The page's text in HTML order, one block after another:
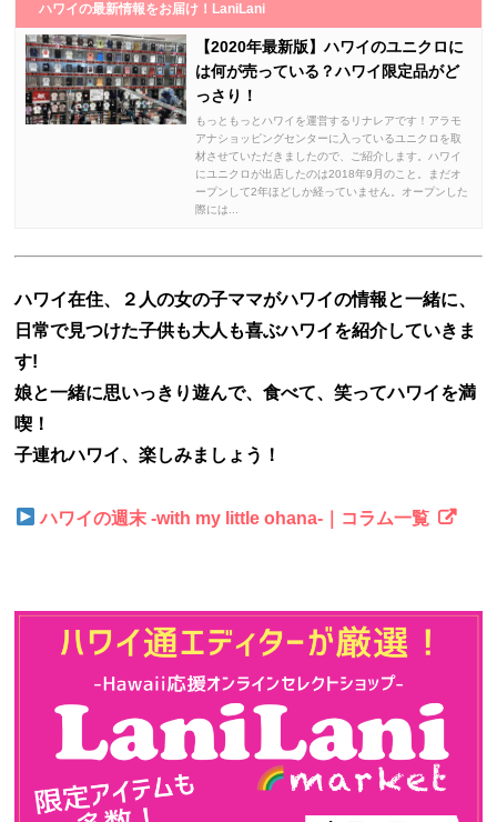
ハワイの最新情報をお届け！LaniLani
【2020年最新版】ハワイのユニクロに
は何が売っている？ハワイ限定品がど
っさり！
もっともっとハワイを運営するリナレアです！アラモ
アナショッピングセンターに入っているユニクロを取
材させていただきましたので、ご紹介します。ハワイ
にユニクロが出店したのは2018年9月のこと。まだオ
ープンして2年ほどしか経っていません。オープンした
際には...
ハワイ在住、２人の女の子ママがハワイの情報と一緒に、
日常で見つけた子供も大人も喜ぶハワイを紹介していきま
す!
娘と一緒に思いっきり遊んで、食べて、笑ってハワイを満
喫！
子連れハワイ、楽しみましょう！
ハワイの週末 -with my little ohana-｜コラム一覧